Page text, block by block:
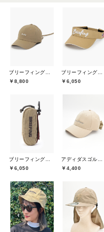
￥8,800
￥6,050
￥6,050
￥4,400